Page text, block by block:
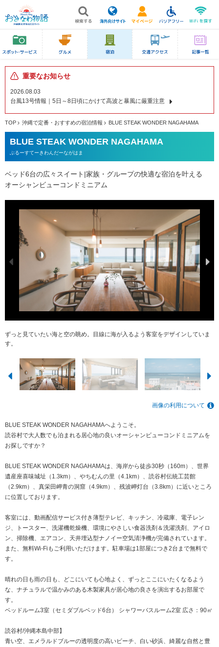
重要なお知らせ
2026.08.03
台風13号情報｜5日～8日頃にかけて高波と暴風に厳重注意
TOP 沖縄で定番・おすすめの宿泊情報 BLUE STEAK WONDER NAGAHAMA
BLUE STEAK WONDER NAGAHAMA
ぶるーすてーきわんだーながはま
ベッド6台の広々スイート|家族・グループの快適な宿泊を叶える
オーシャンビューコンドミニアム
ずっと見ていたい海と空の眺め。目線に海が入るよう客室をデザインしていま
す。
オーシャン・エグゼクティブスイートからの眺め。東シナ海のブルーグラデー
ション。
那覇空港からお車で６０分。沖縄らしい赤瓦の古民家が残るリゾートエリア。
８人掛けのダイニングテーブル。椅子は計１０脚ございます。
景色を遮らないガラス戸。就寝時はロールカーテンをお使いください。
ロールカーテンで就寝時はプライバシーが保てます。
IHコンロ、食器類、調理器具、炊飯器、電子レンジ、炊飯器完備
メインバスルーム。※シャワーのみ。バスタブはございません。
洗濯機・乾燥機・洗剤・アイロン・掃除機を完備しております。
４階建てのコンドミニアム。駐車場は１室あたり２台ご利用いただけます♪
画像の利用について
BLUE STEAK WONDER NAGAHAMAへようこそ。
読谷村で大人数でも泊まれる居心地の良いオーシャンビューコンドミニアムを
お探しですか？
BLUE STEAK WONDER NAGAHAMAは、海岸から徒歩30秒（160m）、世界
遺産座喜味城址（1.3km）、やちむんの里（4.1km）、読谷村伝統工芸館
（2.9km）、真栄田岬青の洞窟（4.9km）、残波岬灯台（3.8km）に近いところ
に位置しております。
客室には、動画配信サービス付き薄型テレビ、キッチン、冷蔵庫、電子レン
ジ、トースター、洗濯機乾燥機、環境にやさしい食器洗剤＆洗濯洗剤、アイロ
ン、掃除機、エアコン、天井埋込型ナノイー空気清浄機が完備されています。
また、無料Wi-Fiもご利用いただけます。駐車場は1部屋につき2台まで無料で
す。
晴れの日も雨の日も、どこにいても心地よく、ずっとここにいたくなるよう
な、ナチュラルで温かみのある木製家具が居心地の良さを演出するお部屋で
す。
ベッドルーム3室（セミダブルベッド6台） シャワーバスルーム2室 広さ：90㎡
読谷村/沖縄本島中部】
青い空、エメラルドブルーの透明度の高いビーチ、白い砂浜、綺麗な自然と豊